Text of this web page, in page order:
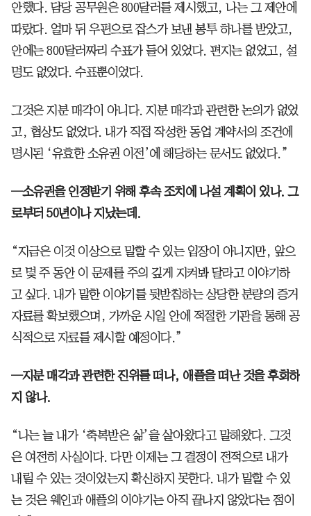
안했다. 담당 공무원은 800달러를 제시했고, 나는 그 제안에
따랐다. 얼마 뒤 우편으로 잡스가 보낸 봉투 하나를 받았고,
안에는 800달러짜리 수표가 들어 있었다. 편지는 없었고, 설
명도 없었다. 수표뿐이었다.
그것은 지분 매각이 아니다. 지분 매각과 관련한 논의가 없었
고, 협상도 없었다. 내가 직접 작성한 동업 계약서의 조건에
명시된 ‘유효한 소유권 이전’에 해당하는 문서도 없었다.”
─소유권을 인정받기 위해 후속 조치에 나설 계획이 있나. 그
로부터 50년이나 지났는데.
“지금은 이것 이상으로 말할 수 있는 입장이 아니지만, 앞으
로 몇 주 동안 이 문제를 주의 깊게 지켜봐 달라고 이야기하
고 싶다. 내가 말한 이야기를 뒷받침하는 상당한 분량의 증거
자료를 확보했으며, 가까운 시일 안에 적절한 기관을 통해 공
식적으로 자료를 제시할 예정이다.”
─지분 매각과 관련한 진위를 떠나, 애플을 떠난 것을 후회하
지 않나.
“나는 늘 내가 ‘축복받은 삶’을 살아왔다고 말해왔다. 그것
은 여전히 사실이다. 다만 이제는 그 결정이 전적으로 내가
내릴 수 있는 것이었는지 확신하지 못한다. 내가 말할 수 있
는 것은 웨인과 애플의 이야기는 아직 끝나지 않았다는 점이